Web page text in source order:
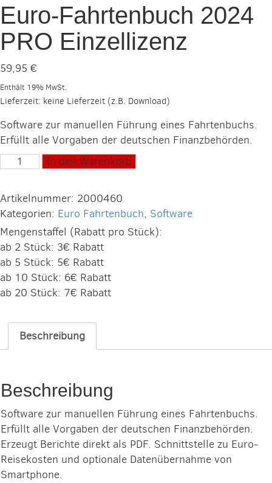
Euro-Fahrtenbuch 2024
PRO Einzellizenz
59,95 €
Enthält 19% MwSt.
Lieferzeit: keine Lieferzeit (z.B. Download)
Software zur manuellen Führung eines Fahrtenbuchs.
Erfüllt alle Vorgaben der deutschen Finanzbehörden.
Euro-
2024
PRO
Einzellizenz
Menge
In den Warenkorb
Artikelnummer: 2000460
Kategorien: Euro Fahrtenbuch, Software
Mengenstaffel (Rabatt pro Stück):
ab 2 Stück: 3€ Rabatt
ab 5 Stück: 5€ Rabatt
ab 10 Stück: 6€ Rabatt
ab 20 Stück: 7€ Rabatt
Beschreibung
Beschreibung
Software zur manuellen Führung eines Fahrtenbuchs.
Erfüllt alle Vorgaben der deutschen Finanzbehörden.
Erzeugt Berichte direkt als PDF. Schnittstelle zu Euro-
Reisekosten und optionale Datenübernahme von
Smartphone.